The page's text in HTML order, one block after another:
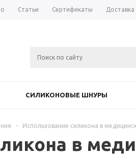
Статьи Сертификаты Доставка
СИЛИКОНОВЫЕ ШНУРЫ
- Использование силикона в
в